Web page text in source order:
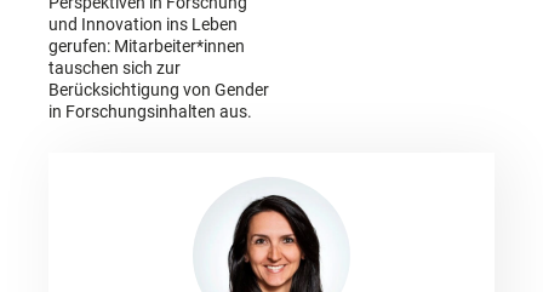
und Innovation ins Leben
gerufen: Mitarbeiter*innen
tauschen sich zur
Berücksichtigung von Gender
in Forschungsinhalten aus.